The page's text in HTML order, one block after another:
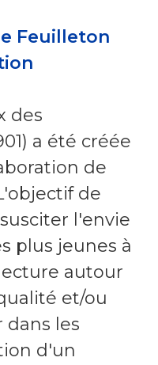
Feuilleton
des
a été créée
de
de
l'envie
plus jeunes à
autour
et/ou
dans les
d'un